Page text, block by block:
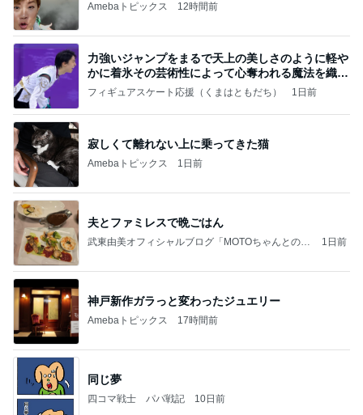
Amebaトピックス 12時間前
力強いジャンプをまるで天上の美しさのように軽や
かに着氷その芸術性によって心奪われる魔法を織り
なす
フィギュアスケート応援（くまはともだち） 1日前
寂しくて離れない上に乗ってきた猫
Amebaトピックス 1日前
夫とファミレスで晩ごはん
武東由美オフィシャルブログ「MOTOちゃんとのは
1日前
神戸新作ガラっと変わったジュエリー
Amebaトピックス 17時間前
同じ夢
四コマ戦士 パパ戦記 10日前